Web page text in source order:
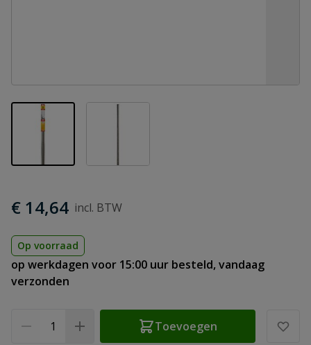
View larger image
€ 14,64
Op voorraad
op werkdagen voor 15:00 uur besteld, vandaag
verzonden
Toevoegen